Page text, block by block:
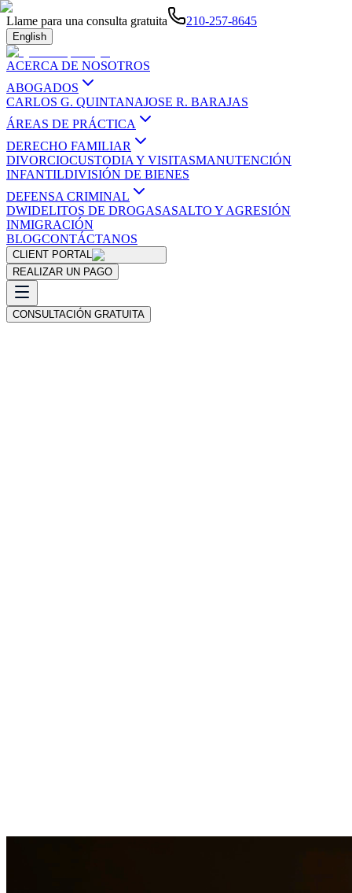
Llame para una consulta gratuita 210-257-8645
English
ACERCA DE NOSOTROS
ABOGADOS
CARLOS G. QUINTANAJOSE R. BARAJAS
ÁREAS DE PRÁCTICA
DERECHO FAMILIAR
DIVORCIOCUSTODIA Y VISITASMANUTENCIÓN
INFANTILDIVISIÓN DE BIENES
DEFENSA CRIMINAL
DWIDELITOS DE DROGASASALTO Y AGRESIÓN
INMIGRACIÓN
BLOGCONTÁCTANOS
CLIENT PORTAL
REALIZAR UN PAGO
CONSULTACIÓN GRATUITA